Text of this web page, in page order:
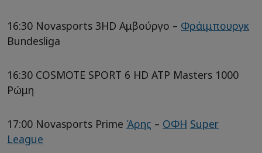
16:30 Novasports 3HD Αμβούργο – Φράιμπουργκ
Bundesliga
16:30 COSMOTE SPORT 6 HD ATP Masters 1000
Ρώμη
17:00 Novasports Prime Άρης – ΟΦΗ Super
League